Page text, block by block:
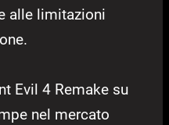
alle limitazioni
Evil 4 Remake su
nel mercato